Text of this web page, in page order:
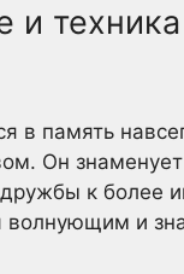
и техника
в память
Он
к более
волнующим и